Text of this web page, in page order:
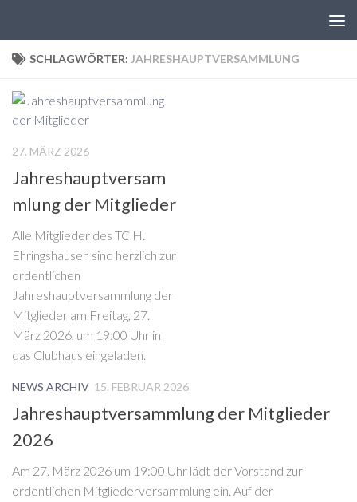
SCHLAGWÖRTER: JAHRESHAUPTVERSAMMLUNG
27. MÄRZ 2026
Jahreshauptversam
mlung der Mitglieder
Alle Mitglieder des TC H.
Ehringshausen sind herzlich zur
ordentlichen
Jahreshauptversammlung der
Mitglieder am Freitag, 27.
März 2026, um 19:00 Uhr in
das Clubhaus eingeladen.
NEWS ARCHIV 15. FEBRUAR 2026
Jahreshauptversammlung der Mitglieder
2026
Am 27. März 2026 um 19:00 Uhr lädt der Vorstand zur
ordentlichen Mitgliederversammlung ein. Auf der